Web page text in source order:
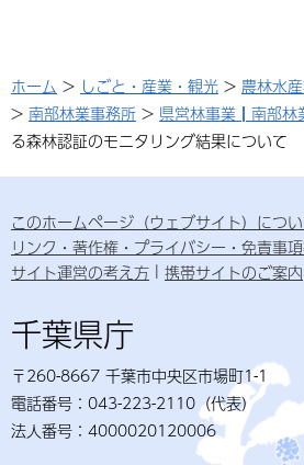
ホーム > しごと・産業・観光 > 農林水
> 南部林業事務所 > 県営林事業┃南部林
る森林認証のモニタリング結果について
このホームページ（ウェブサイト）につ
リンク・著作権・プライバシー・免責事
サイト運営の考え方
携帯サイトのご案内
千葉県庁
〒260-8667 千葉市中央区市場町1-1
電話番号：043-223-2110（代表）
法人番号：4000020120006